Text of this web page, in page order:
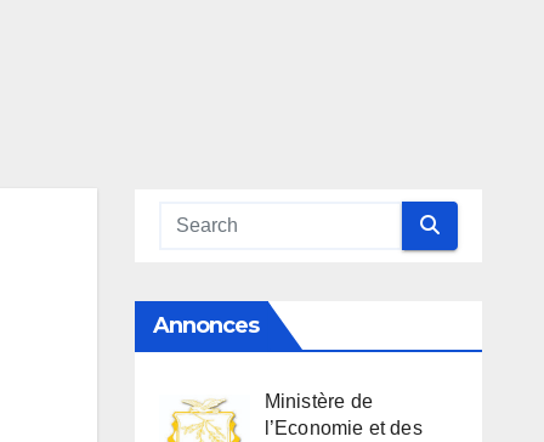
Annonces
Ministère de
l’Economie et des